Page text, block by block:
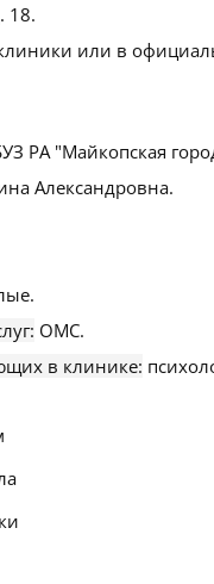
18.
или в
РА "Майкопская
Александровна.
ОМС.
в клинике: